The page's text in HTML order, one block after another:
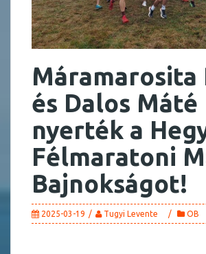
Máramarosita
és Dalos Máté
nyerték a
Félmaratoni
Bajnokságot!
2025-03-19 Tugyi Levente OB